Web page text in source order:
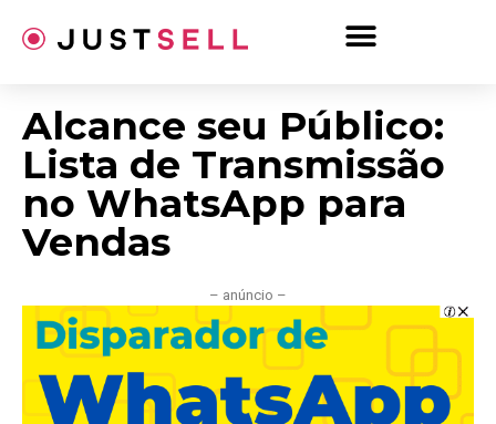
para
Alcance seu Público:
Lista de Transmissão
no WhatsApp para
Vendas
– anúncio –